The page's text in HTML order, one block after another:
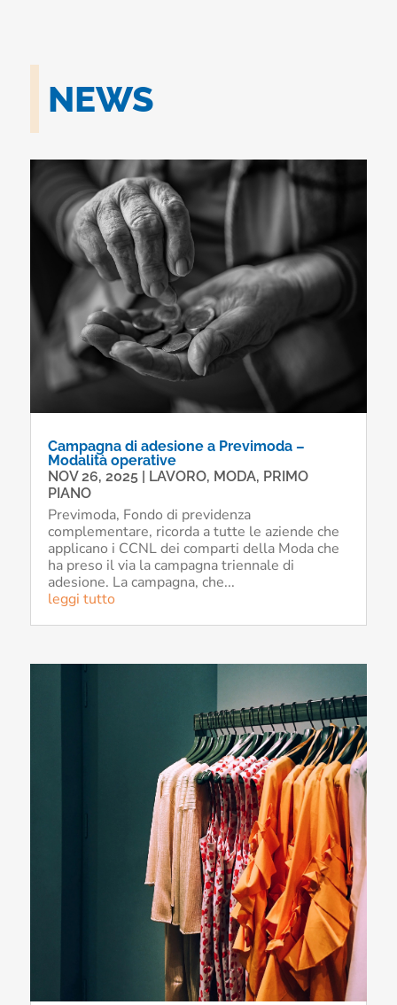
NEWS
Campagna di adesione a Previmoda –
Modalità operative
NOV 26, 2025| LAVORO, MODA, PRIMO
PIANO
Previmoda, Fondo di previdenza
complementare, ricorda a tutte le aziende che
applicano i CCNL dei comparti della Moda che
ha preso il via la campagna triennale di
adesione. La campagna, che...
leggi tutto